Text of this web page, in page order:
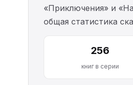
«Приключения» и
общая статистика
256
книг в серии